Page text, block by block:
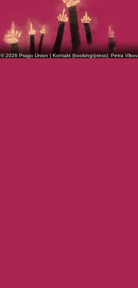
© 2026 Prago Union | Kontakt (booking/press): Petra